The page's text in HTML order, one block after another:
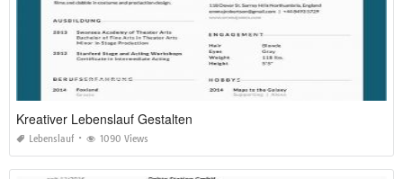
Kreativer Lebenslauf Gestalten
Lebenslauf 1090 Views